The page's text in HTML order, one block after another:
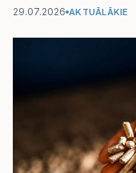
29.07.2026 AKTUĀLĀKIE